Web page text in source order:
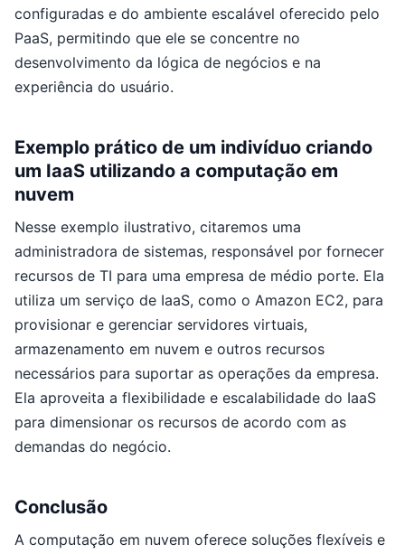
configuradas e do ambiente escalável oferecido pelo
PaaS, permitindo que ele se concentre no
desenvolvimento da lógica de negócios e na
experiência do usuário.
Exemplo prático de um indivíduo criando
um IaaS utilizando a computação em
nuvem
Nesse exemplo ilustrativo, citaremos uma
administradora de sistemas, responsável por fornecer
recursos de TI para uma empresa de médio porte. Ela
utiliza um serviço de IaaS, como o Amazon EC2, para
provisionar e gerenciar servidores virtuais,
armazenamento em nuvem e outros recursos
necessários para suportar as operações da empresa.
Ela aproveita a flexibilidade e escalabilidade do IaaS
para dimensionar os recursos de acordo com as
demandas do negócio.
Conclusão
A computação em nuvem oferece soluções flexíveis e